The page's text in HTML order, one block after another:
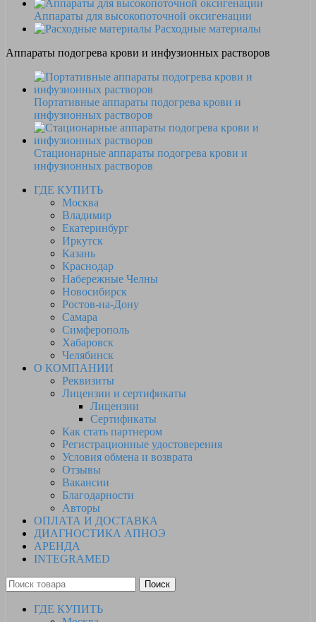
Аппараты для высокопоточной оксигенации
Расходные материалы
Аппараты подогрева крови и инфузионных растворов
Портативные аппараты подогрева крови и
инфузионных растворов
Стационарные аппараты подогрева крови и
инфузионных растворов
ГДЕ КУПИТЬ
Москва
Владимир
Екатеринбург
Иркутск
Казань
Краснодар
Набережные Челны
Новосибирск
Ростов-на-Дону
Самара
Симферополь
Хабаровск
Челябинск
О КОМПАНИИ
Реквизиты
Лицензии и сертификаты
Лицензии
Сертификаты
Как стать партнером
Регистрационные удостоверения
Условия обмена и возврата
Отзывы
Вакансии
Благодарности
Авторы
ОПЛАТА И ДОСТАВКА
ДИАГНОСТИКА АПНОЭ
АРЕНДА
INTEGRAMED
Поиск
ГДЕ КУПИТЬ